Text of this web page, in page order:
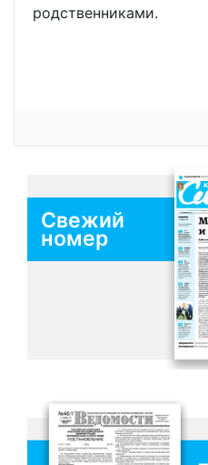
родственниками.
Свежий
номер